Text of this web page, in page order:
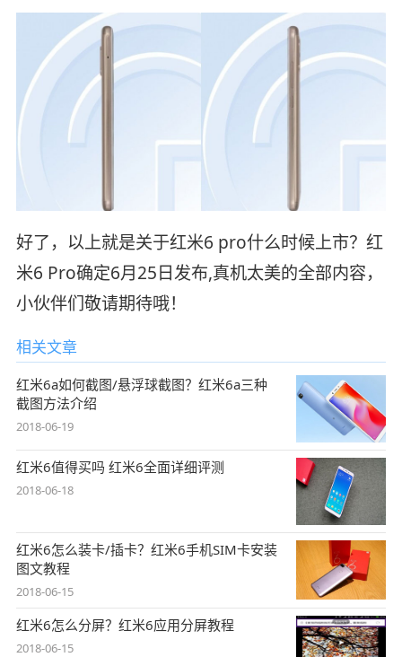
好了，以上就是关于红米6 pro什么时候上市？红
米6 Pro确定6月25日发布,真机太美的全部内容，
小伙伴们敬请期待哦！
相关文章
红米6a如何截图/悬浮球截图？红米6a三种
截图方法介绍
2018-06-19
红米6值得买吗 红米6全面详细评测
2018-06-18
红米6怎么装卡/插卡？红米6手机SIM卡安装
图文教程
2018-06-15
红米6怎么分屏？红米6应用分屏教程
2018-06-15